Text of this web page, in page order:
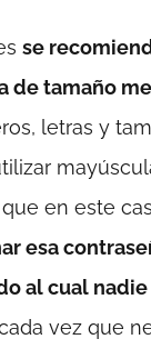
se
de tamaño
letras y
en este
esa
al cual
vez que